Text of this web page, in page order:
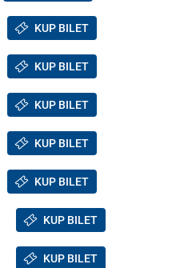
KUP BILET
KUP BILET
KUP BILET
KUP BILET
KUP BILET
KUP BILET
KUP BILET